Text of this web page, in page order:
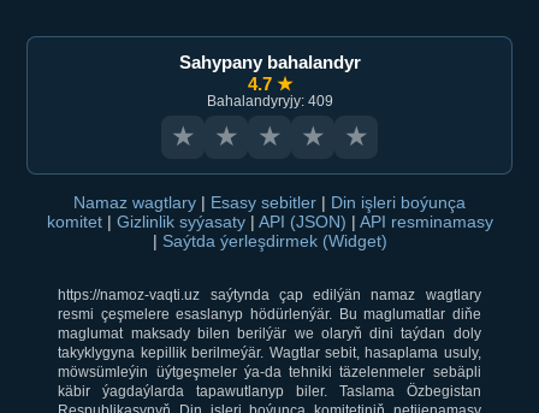
Sahypany bahalandyr
4.7 ★
Bahalandyryjy: 409
★ ★ ★ ★ ★
Namaz wagtlary | Esasy sebitler | Din işleri boýunça
komitet | Gizlinlik syýasaty | API (JSON) | API resminamasy
| Saýtda ýerleşdirmek (Widget)
https://namoz-vaqti.uz saýtynda çap edilýän namaz wagtlary
resmi çeşmelere esaslanyp hödürlenýär. Bu maglumatlar diňe
maglumat maksady bilen berilýär we olaryň dini taýdan doly
takyklygyna kepillik berilmeýär. Wagtlar sebit, hasaplama usuly,
möwsümleýin üýtgeşmeler ýa-da tehniki täzelenmeler sebäpli
käbir ýagdaýlarda tapawutlanyp biler. Taslama Özbegistan